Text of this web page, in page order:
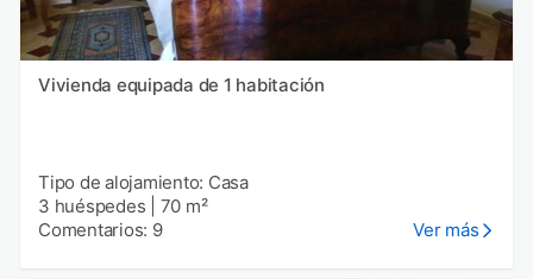
Vivienda equipada de 1 habitación
Tipo de alojamiento: Casa
3 huéspedes
70 m²
Comentarios: 9
Ver más